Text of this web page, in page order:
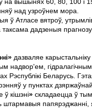
над узроўнем мора.
ў Атласе вятроў,
таксама дадзеныя
дазваляе
надвор'ем,
Рэспублікі Беларусь.
у пунктах дзяржаўнай
ў кішэні»складаецца ў
папярэджанні,